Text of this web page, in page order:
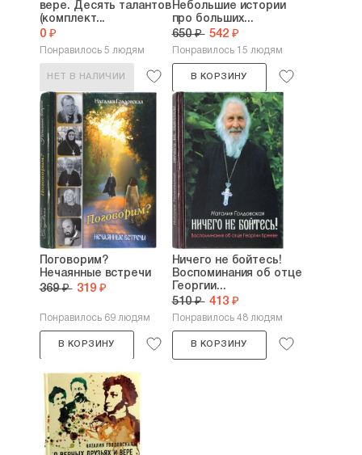
вере. Десять талантов
(комплект...
0 ₽
Понравилось 5 людям
НЕТ В НАЛИЧИИ
Небольшие истории
про больших...
650 ₽ 542 ₽
Понравилось 15 людям
В КОРЗИНУ
Поговорим?
Нечаянные встречи
369 ₽ 319 ₽
Понравилось 69 людям
В КОРЗИНУ
Ничего не бойтесь!
Воспоминания об отце
Георгии...
510 ₽ 413 ₽
Понравилось 48 людям
В КОРЗИНУ